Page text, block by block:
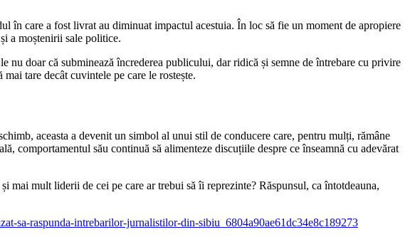
în care a fost livrat au diminuat impactul acestuia. În loc să fie un moment de apropiere
a moștenirii sale politice.
nu doar că subminează încrederea publicului, dar ridică și semne de întrebare cu privire
tare decât cuvintele pe care le rostește.
aceasta a devenit un simbol al unui stil de conducere care, pentru mulți, rămâne
comportamentul său continuă să alimenteze discuțiile despre ce înseamnă cu adevărat
mai mult liderii de cei pe care ar trebui să îi reprezinte? Răspunsul, ca întotdeauna,
sa-raspunda-intrebarilor-jurnalistilor-din-sibiu_6804a90ae61dc34e8c189273